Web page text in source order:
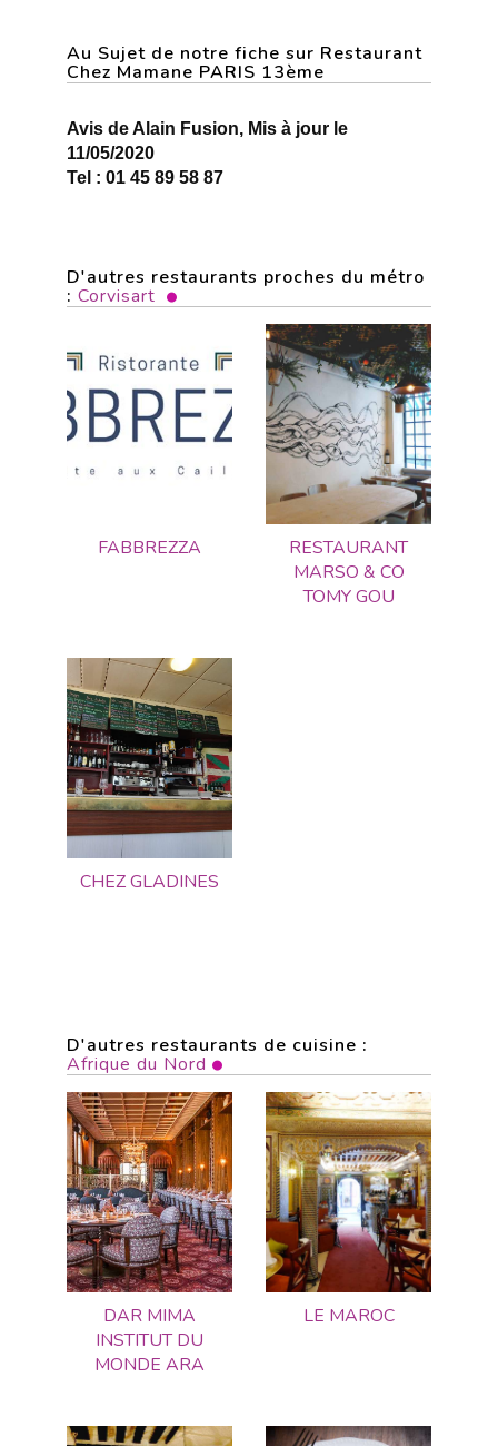
Au Sujet de notre fiche sur Restaurant
Chez Mamane PARIS 13ème
Avis de Alain Fusion, Mis à jour le
11/05/2020
Tel : 01 45 89 58 87
D'autres restaurants proches du métro
: Corvisart
FABBREZZA
RESTAURANT
MARSO & CO
TOMY GOU
CHEZ GLADINES
D'autres restaurants de cuisine :
Afrique du Nord
DAR MIMA
INSTITUT DU
MONDE ARA
LE MAROC